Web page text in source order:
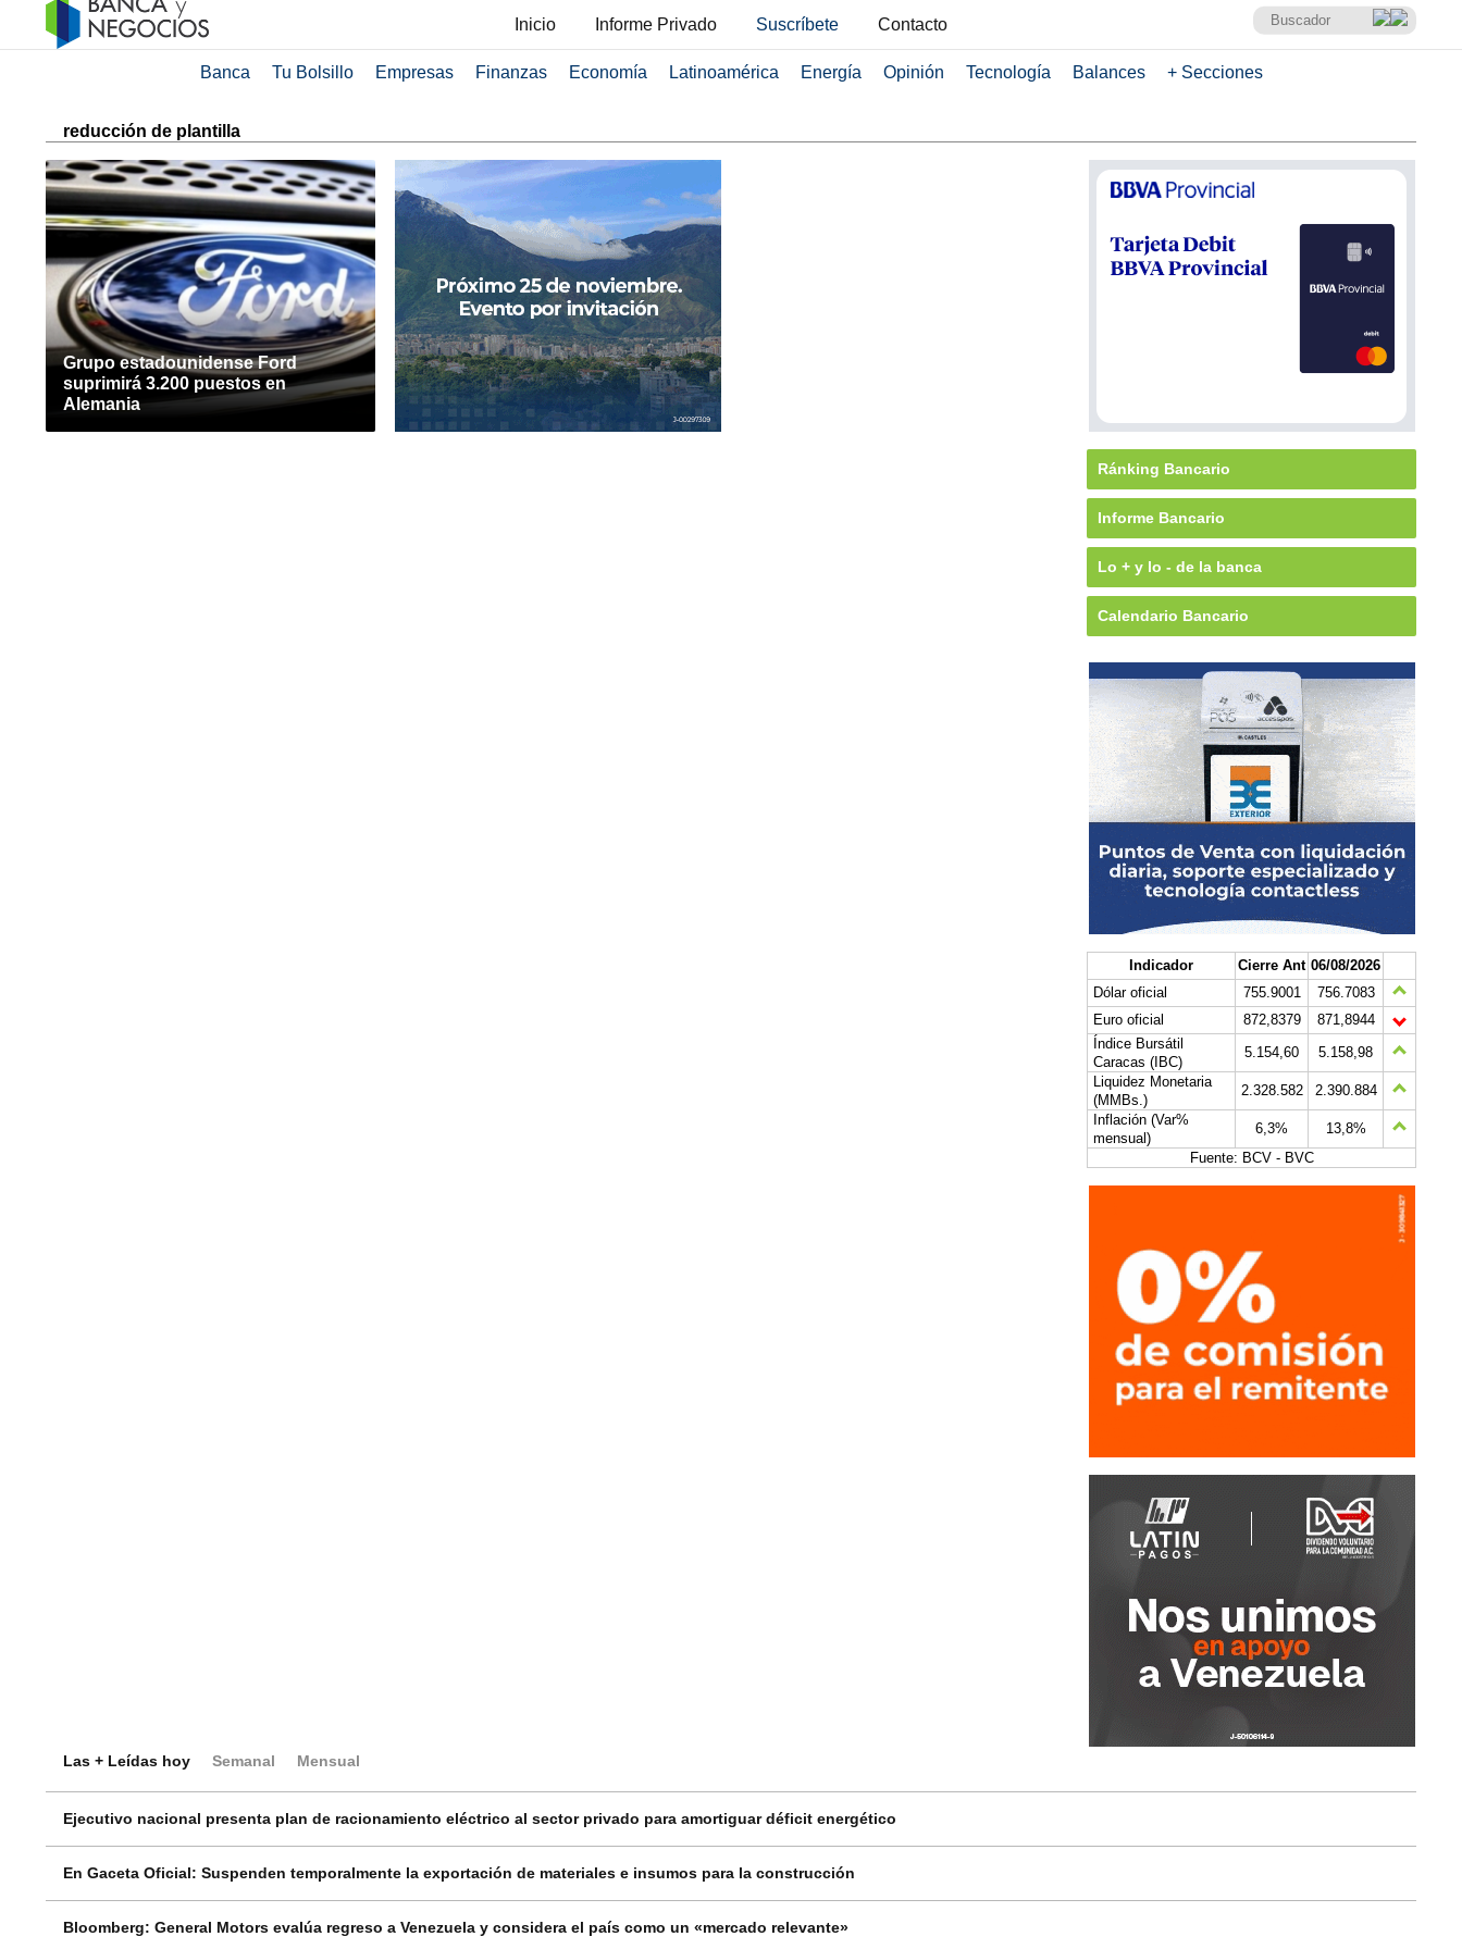
Inicio Informe Privado Suscríbete Contacto
Banca Tu Bolsillo Empresas Finanzas Economía Latinoamérica Energía Opinión Tecnología Balances + Secciones
reducción de plantilla
Grupo estadounidense Ford
suprimirá 3.200 puestos en
Alemania
Ránking Bancario
Informe Bancario
Lo + y lo - de la banca
Calendario Bancario
Indicador Cierre Ant 06/08/2026
Dólar oficial
755.9001
756.7083
Euro oficial
872,8379
871,8944
Índice Bursátil
Caracas (IBC)
5.154,60
5.158,98
Liquidez Monetaria
(MMBs.)
2.328.582
2.390.884
Inflación (Var%
mensual)
6,3%
13,8%
Fuente: BCV - BVC
Las + Leídas hoy Semanal Mensual
Ejecutivo nacional presenta plan de racionamiento eléctrico al sector privado para amortiguar déficit energético
En Gaceta Oficial: Suspenden temporalmente la exportación de materiales e insumos para la construcción
Bloomberg: General Motors evalúa regreso a Venezuela y considera el país como un «mercado relevante»